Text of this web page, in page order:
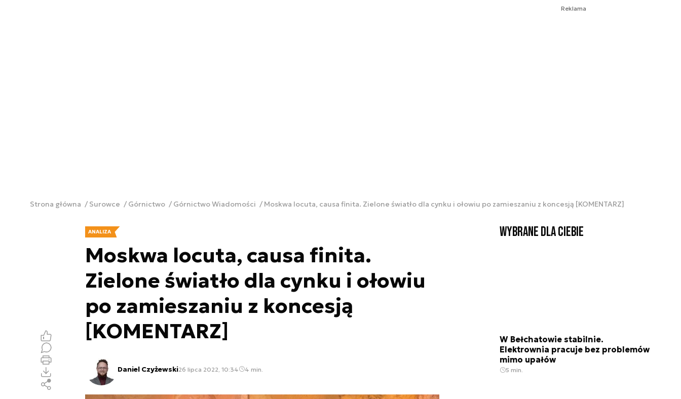
Reklama
Strona główna Surowce Górnictwo Górnictwo Wiadomości Moskwa locuta, causa finita. Zielone światło dla cynku i ołowiu po zamieszaniu z koncesją [KOMENTARZ]
ANALIZA
Moskwa locuta, causa finita.
Zielone światło dla cynku i ołowiu
po zamieszaniu z koncesją
[KOMENTARZ]
Daniel Czyżewski26 lipca 2022, 10:34 4 min.
Wybrane dla Ciebie
W Bełchatowie stabilnie.
Elektrownia pracuje bez problemów
mimo upałów
5 min.